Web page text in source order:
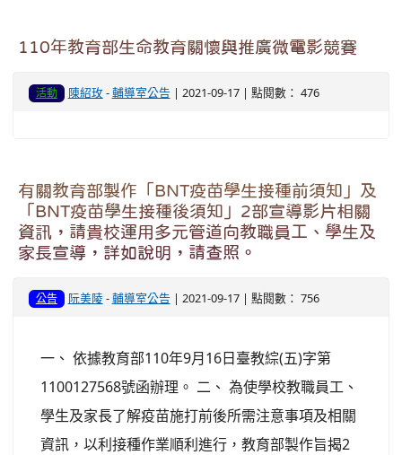
110年教育部生命教育關懷與推廣微電影競賽
活動 陳紹玫-輔導室公告 | 2021-09-17 | 點閱數： 476
有關教育部製作「BNT疫苗學生接種前須知」及
「BNT疫苗學生接種後須知」2部宣導影片相關
資訊，請貴校運用多元管道向教職員工、學生及
家長宣導，詳如說明，請查照。
公告 阮美陵-輔導室公告 | 2021-09-17 | 點閱數： 756
一、 依據教育部110年9月16日臺教綜(五)字第
1100127568號函辦理。 二、 為使學校教職員工、
學生及家長了解疫苗施打前後所需注意事項及相關
資訊，以利接種作業順利進行，教育部製作旨揭2